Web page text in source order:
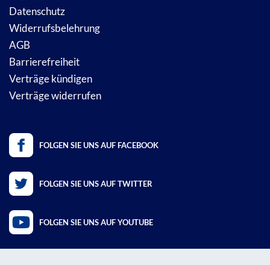
Datenschutz
Widerrufsbelehrung
AGB
Barrierefreiheit
Verträge kündigen
Verträge widerrufen
FOLGEN SIE UNS AUF FACEBOOK
FOLGEN SIE UNS AUF TWITTER
FOLGEN SIE UNS AUF YOUTUBE